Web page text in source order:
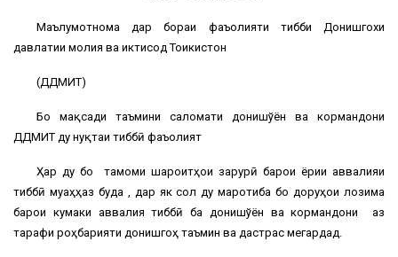
Маълумотнома дар бораи фаъолияти тибби Донишгохи
давлатии молия ва иктисод Тоҷикистон
(ДДМИТ)
Бо мақсади таъмини саломати донишҷўён ва кормандони
ДДМИТ ду нуқтаи тиббӣ фаъолият
Ҳар ду бо тамоми шароитҳои зарурӣ барои ёрии аввалияи
тиббӣ муҷаҳҳаз буда , дар як сол ду маротиба бо доруҳои лозима
барои кумаки аввалия тиббӣ ба донишҷўён ва кормандони аз
тарафи роҳбарияти донишгоҳ таъмин ва дастрас мегардад.